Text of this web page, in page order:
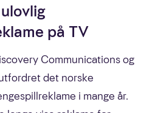
på TV
Communications og
det norske
i mange år.